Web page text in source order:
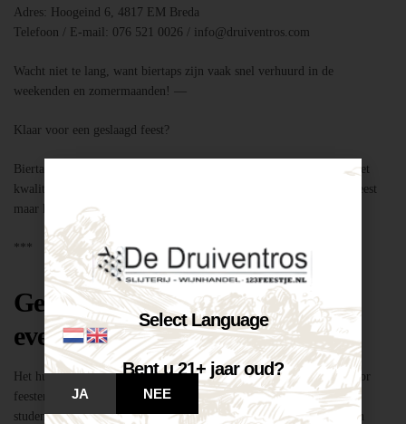
Adres: Hoogeind 6, 4817 EM Breda
Telefoon / E-mail: 076 521 0026 / info@druiventros.com
Wacht niet te lang, want biertaps zijn vaak snel verhuurd in de
weekenden en zomermaanden! —
Klaar voor een geslaagd feest?
Biertap huren locatie Breda – snel geregeld via Druiventros.com, met
kwaliteit en service van Slijterij Breda “de Druiventros”. Laat het feest
maar komen!
***
Geschikt voor elk type feest of
evenement
Het huren van een biertap in locatie Breda is niet alleen geschikt voor
feesten thuis, maar ook voor bedrijfsevenementen, buurtfeesten,
studentenfeestjes en verenigingsactiviteiten. Dankzij de mobiliteit en
Select Language
Bent u 21+ jaar oud?
JA NEE